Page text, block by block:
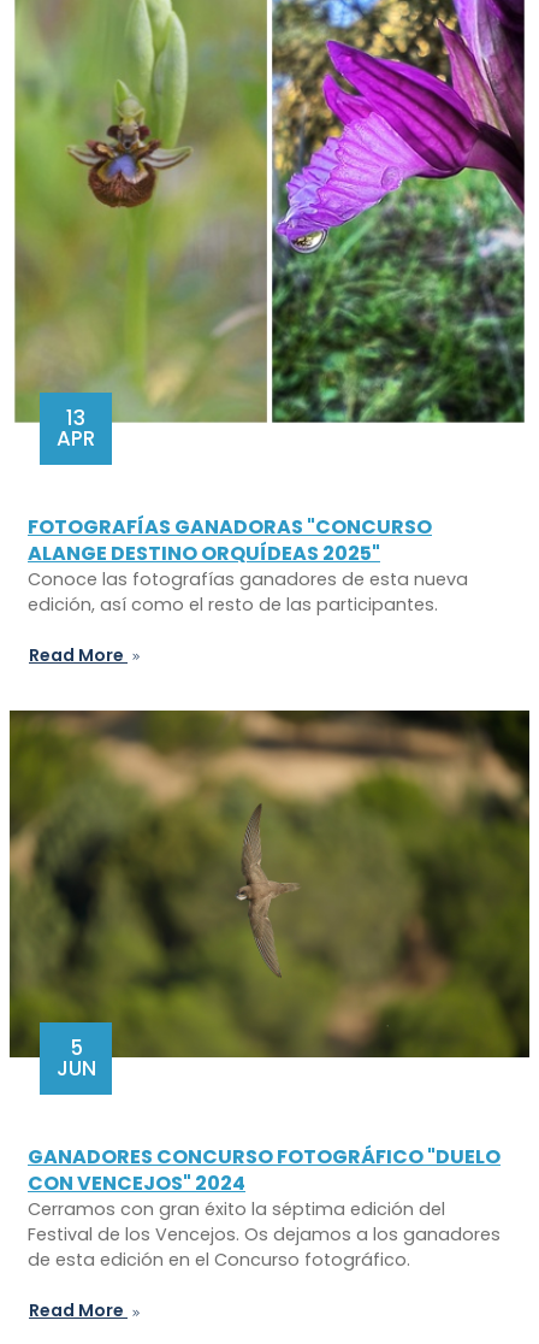
13
APR
FOTOGRAFÍAS GANADORAS "CONCURSO
ALANGE DESTINO ORQUÍDEAS 2025"
Conoce las fotografías ganadores de esta nueva
edición, así como el resto de las participantes.
Read More
5
JUN
GANADORES CONCURSO FOTOGRÁFICO "DUELO
CON VENCEJOS" 2024
Cerramos con gran éxito la séptima edición del
Festival de los Vencejos. Os dejamos a los ganadores
de esta edición en el Concurso fotográfico.
Read More